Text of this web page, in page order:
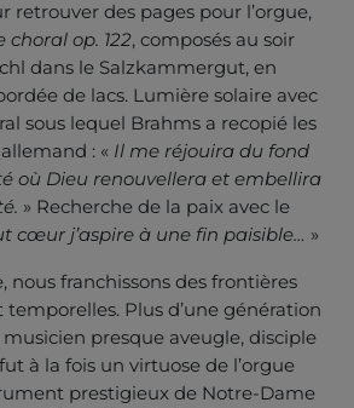
retrouver des pages pour l’orgue,
choral op. 122, composés au soir
dans le Salzkammergut, en
de lacs. Lumière solaire avec
sous lequel Brahms a recopié les
: « Il me réjouira du fond
où Dieu renouvellera et embellira
» Recherche de la paix avec le
cœur j’aspire à une fin paisible… »
nous franchissons des frontières
Plus d’une génération
musicien presque aveugle, disciple
à la fois un virtuose de l’orgue
prestigieux de Notre-Dame